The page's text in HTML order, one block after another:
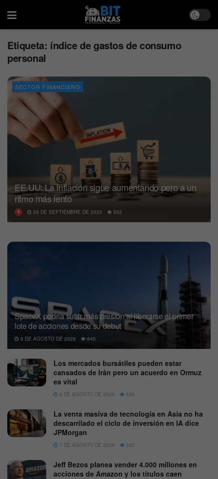
Etiqueta: índice de gastos de consumo
personal
SECTOR FINANCIERO
EE.UU: La inflación sigue aumentando pero a un
ritmo más lento
29 DE SEPTIEMBRE DE 2023 552
SpaceX podría sufrir más presión al liberarse el primer
lote de acciones desde su debut
6 DE AGOSTO DE 2026 645
Los mercados bursátiles pueden estar
cansados de Irán pero un acuerdo en Ormuz
es vital
6 DE AGOSTO DE 2026 556
La venta masiva de tecnología en Asia no ha
descarrilado el ciclo de inversión en IA dice
JPMorgan
7 DE AGOSTO DE 2026 532
Jeff Bezos planea vender 4.000 millones en
acciones de Amazon y los títulos caen